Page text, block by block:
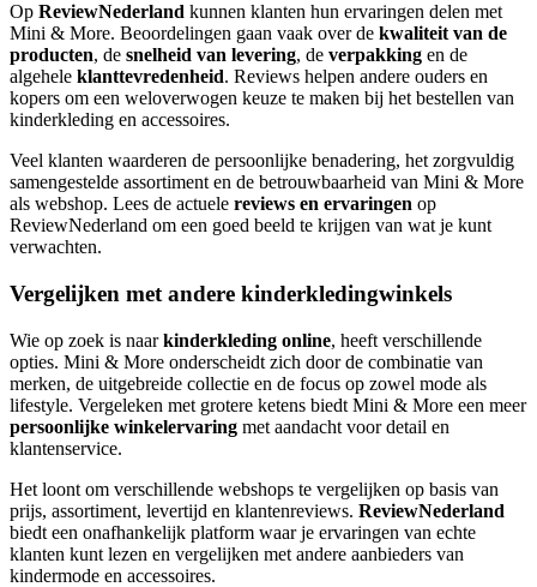
Op ReviewNederland kunnen klanten hun ervaringen delen met
Mini & More. Beoordelingen gaan vaak over de kwaliteit van de
producten, de snelheid van levering, de verpakking en de
algehele klanttevredenheid. Reviews helpen andere ouders en
kopers om een weloverwogen keuze te maken bij het bestellen van
kinderkleding en accessoires.
Veel klanten waarderen de persoonlijke benadering, het zorgvuldig
samengestelde assortiment en de betrouwbaarheid van Mini & More
als webshop. Lees de actuele reviews en ervaringen op
ReviewNederland om een goed beeld te krijgen van wat je kunt
verwachten.
Vergelijken met andere kinderkledingwinkels
Wie op zoek is naarkinderkleding online, heeft verschillende
opties. Mini & More onderscheidt zich door de combinatie van
merken, de uitgebreide collectie en de focus op zowel mode als
lifestyle. Vergeleken met grotere ketens biedt Mini & More een meer
persoonlijke winkelervaring met aandacht voor detail en
klantenservice.
Het loont om verschillende webshops te vergelijken op basis van
prijs, assortiment, levertijd en klantenreviews. ReviewNederland
biedt een onafhankelijk platform waar je ervaringen van echte
klanten kunt lezen en vergelijken met andere aanbieders van
kindermode en accessoires.